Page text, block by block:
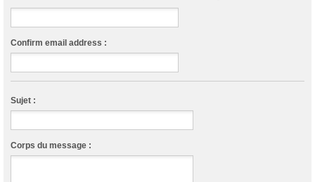
Confirm email address :
Sujet :
Corps du message :